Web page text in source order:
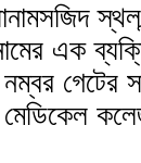
এক
গেটের